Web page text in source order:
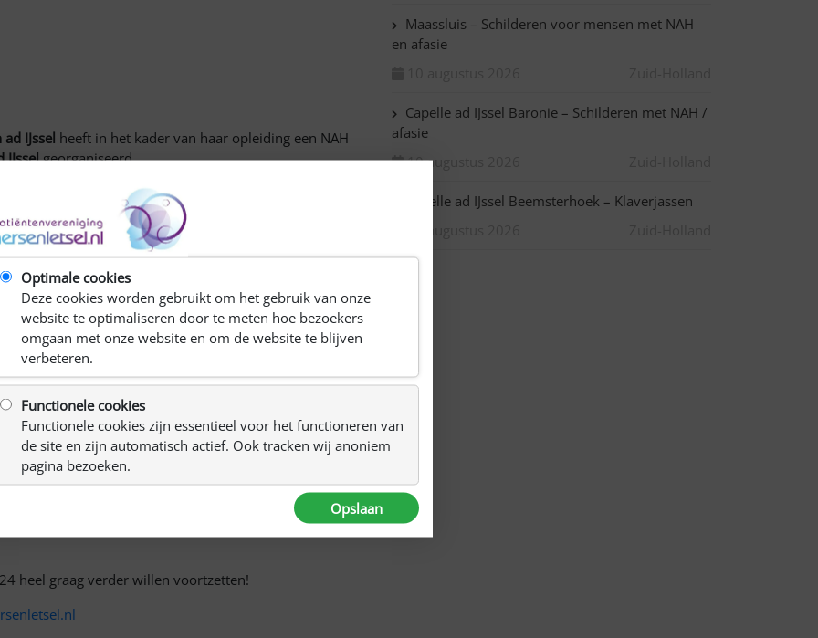
IJssel heeft in het kader van haar opleiding een NAH
IJsselgeorganiseerd.
uit om eens te komen kijken op
het uitwisselen van ervaringen van en over
u open op:
u
2924BC Krimpen aan den IJssel
heel graag verder willen voortzetten!
Maassluis – Schilderen voor mensen met NAH
en afasie
Capelle ad IJssel Baronie – Schilderen met NAH /
afasie
10 augustus 2026
Capelle ad IJssel Beemsterhoek – Klaverjassen
Optimale cookies
Deze cookies worden gebruikt om het gebruik van onze
website te optimaliseren door te meten hoe bezoekers
omgaan met onze website en om de website te blijven
verbeteren.
Functionele cookies
Functionele cookies zijn essentieel voor het functioneren van
de site en zijn automatisch actief. Ook tracken wij anoniem
pagina bezoeken.
Opslaan